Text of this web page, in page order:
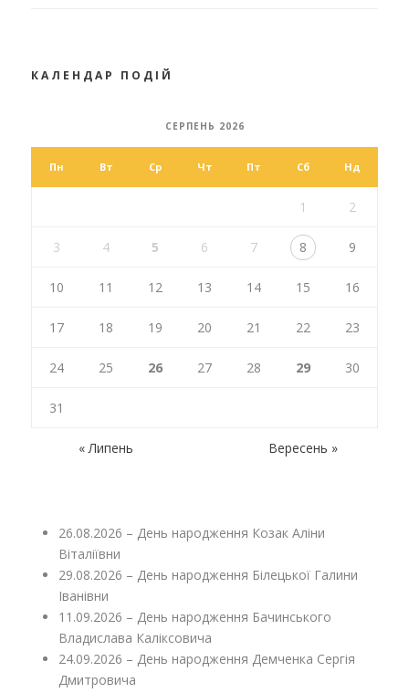
КАЛЕНДАР ПОДІЙ
СЕРПЕНЬ 2026
Пн Вт Ср Чт Пт Сб Нд
1 2
3 4 5 6 7 8 9
10 11 12 13 14 15 16
17 18 19 20 21 22 23
24 25 26 27 28 29 30
31
« Липень Вересень »
26.08.2026 – День народження Козак Аліни
Віталіївни
29.08.2026 – День народження Білецької Галини
Іванівни
11.09.2026 – День народження Бачинського
Владислава Каліксовича
24.09.2026 – День народження Демченка Сергія
Дмитровича